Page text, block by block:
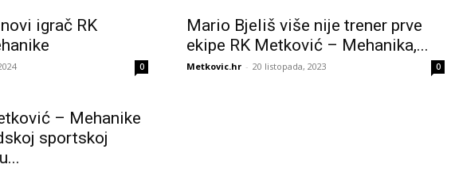
igrač RK
0
Mario Bjeliš više nije trener prve
ekipe RK Metković – Mehanika,...
Metkovic.hr - 20 listopada, 2023 0
– Mehanike
sportskoj